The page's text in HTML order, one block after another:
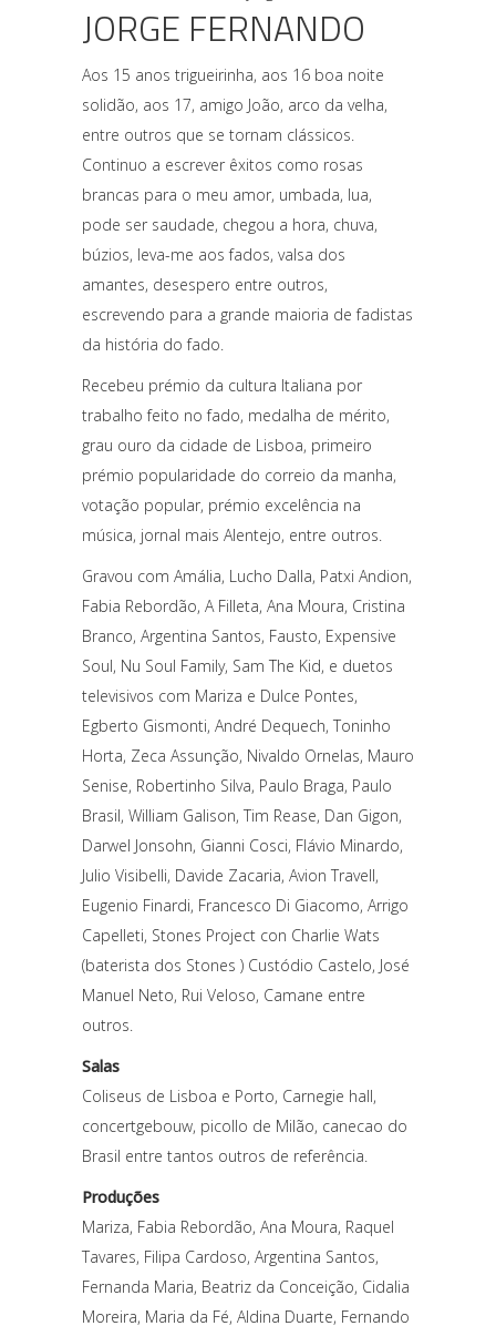
JORGE FERNANDO
Aos 15 anos trigueirinha, aos 16 boa noite
solidão, aos 17, amigo João, arco da velha,
entre outros que se tornam clássicos.
Continuo a escrever êxitos como rosas
brancas para o meu amor, umbada, lua,
pode ser saudade, chegou a hora, chuva,
búzios, leva-me aos fados, valsa dos
amantes, desespero entre outros,
escrevendo para a grande maioria de fadistas
da história do fado.
Recebeu prémio da cultura Italiana por
trabalho feito no fado, medalha de mérito,
grau ouro da cidade de Lisboa, primeiro
prémio popularidade do correio da manha,
votação popular, prémio excelência na
música, jornal mais Alentejo, entre outros.
Gravou com Amália, Lucho Dalla, Patxi Andion,
Fabia Rebordão, A Filleta, Ana Moura, Cristina
Branco, Argentina Santos, Fausto, Expensive
Soul, Nu Soul Family, Sam The Kid, e duetos
televisivos com Mariza e Dulce Pontes,
Egberto Gismonti, André Dequech, Toninho
Horta, Zeca Assunção, Nivaldo Ornelas, Mauro
Senise, Robertinho Silva, Paulo Braga, Paulo
Brasil, William Galison, Tim Rease, Dan Gigon,
Darwel Jonsohn, Gianni Cosci, Flávio Minardo,
Julio Visibelli, Davide Zacaria, Avion Travell,
Eugenio Finardi, Francesco Di Giacomo, Arrigo
Capelleti, Stones Project con Charlie Wats
(baterista dos Stones ) Custódio Castelo, José
Manuel Neto, Rui Veloso, Camane entre
outros.
Salas
Coliseus de Lisboa e Porto, Carnegie hall,
concertgebouw, picollo de Milão, canecao do
Brasil entre tantos outros de referência.
Produções
Mariza, Fabia Rebordão, Ana Moura, Raquel
Tavares, Filipa Cardoso, Argentina Santos,
Fernanda Maria, Beatriz da Conceição, Cidalia
Moreira, Maria da Fé, Aldina Duarte, Fernando